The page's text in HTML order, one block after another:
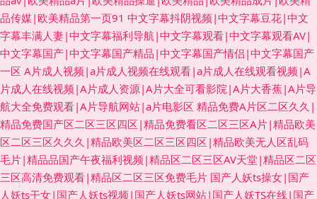
品传媒|欧美精品第一页91 中文字幕抖阴视频|中文字幕豆花|中文
字幕丰满人妻|中文字幕福利导航|中文字幕观看|中文字幕观看AV|
中文字幕国产|中文字幕国产精品|中文字幕国产情侣|中文字幕国产
一区 A片成人视频|a片成人视频在线观看|a片成人在线观看视频|A
片成人在线视频|A片成人资源|A片大全可看影院|A片大香蕉|A片导
航大全免费观看|A片导航网站|a片电影区 精品免费A片区二区久久|
精品免费国产区二区三区四区|精品免费看区二区三区A片|精品欧美
区二区三区久久久|精品欧美区二区三区四区|精品欧美无人区乱码
毛片|精品品国产午夜福利视频|精品区二区三区AV天堂|精品区二区
三区高清免费观看|精品区二区三区免费毛片 国产人妖ts操女|国产
人妖ts干女|国产人妖ts视频|国产人妖ts网站|国产人妖TS在线|国产